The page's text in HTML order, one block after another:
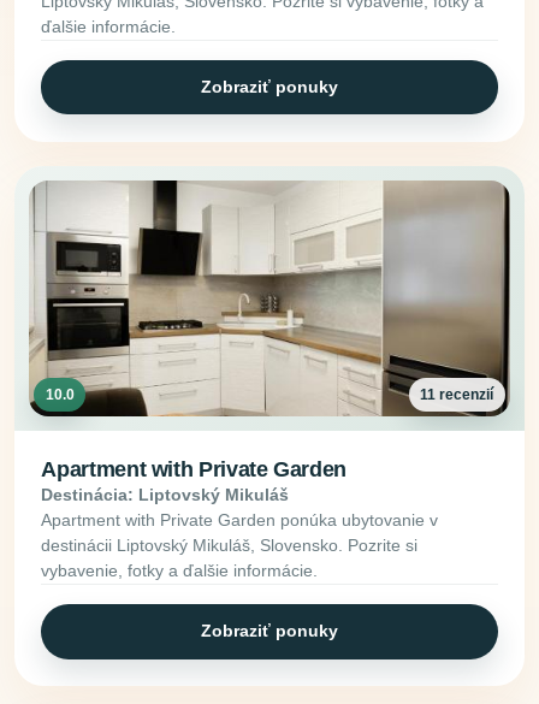
ďalšie informácie.
Zobraziť ponuky
10.0 11 recenzií
Apartment with Private Garden
Destinácia: Liptovský Mikuláš
Apartment with Private Garden ponúka ubytovanie v
destinácii Liptovský Mikuláš, Slovensko. Pozrite si
vybavenie, fotky a ďalšie informácie.
Zobraziť ponuky